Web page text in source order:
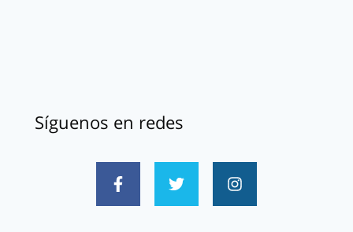
Síguenos en redes